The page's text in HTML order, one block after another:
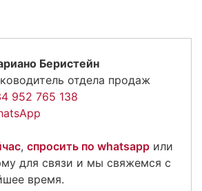
Беристейн
отдела продаж
952 765 138
, спросить по whatsapp или
для связи и мы свяжемся с
время.